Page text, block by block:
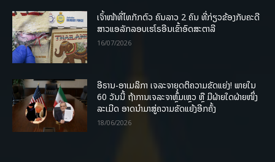
ເຈົ້າໜ້າທີ່ໄທກັກຕົວ ຄົນລາວ 2 ຄົນ ທີ່ກ່ຽວຂ້ອງກັບຄະດີ
ສາວແອລັກລອບເຮໂຣອີນເຂົ້າອົດສະຕາລີ
16/07/2026
ອີຣານ-ອາເມລິກາ ເຈລະຈາຍຸດຕິຄວາມຂັດແຍ່ງ! ພາຍໃນ
60 ວັນນີ້ ຖ້າການເຈລະຈາຫຼົ້ມເຫຼວ ຫຼື ມີຝ່າຍໃດຝ່າຍໜຶ່ງ
ລະເມີດ ອາດນໍາມາສູ່ຄວາມຂັດແຍ້ງອີກຄັ້ງ
18/06/2026